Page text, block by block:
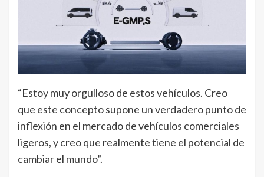
“Estoy muy orgulloso de estos vehículos. Creo
que este concepto supone un verdadero punto de
inflexión en el mercado de vehículos comerciales
ligeros, y creo que realmente tiene el potencial de
cambiar el mundo”.